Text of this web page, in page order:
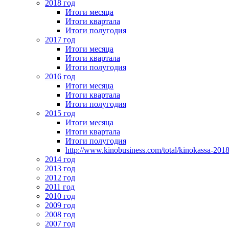
2018 год
Итоги месяца
Итоги квартала
Итоги полугодия
2017 год
Итоги месяца
Итоги квартала
Итоги полугодия
2016 год
Итоги месяца
Итоги квартала
Итоги полугодия
2015 год
Итоги месяца
Итоги квартала
Итоги полугодия
http://www.kinobusiness.com/total/kinokassa-
2014 год
2013 год
2012 год
2011 год
2010 год
2009 год
2008 год
2007 год